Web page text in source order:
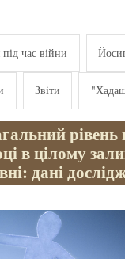
час війни
Звіти
рівень
в цілому
дані